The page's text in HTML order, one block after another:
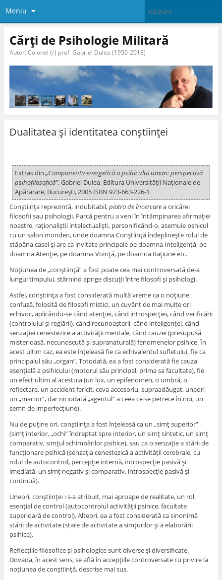
Meniu
Cărți de Psihologie Militară
Autor: Colonel (r) prof. Gabriel Dulea (1950-2018)
Dualitatea şi identitatea conştiinţei
Extras din „Componenta energetică a psihicului uman: perspectivă
psihofilosofică”, Gabriel Dulea, Editura Universităţii Naţionale de
Apărarare, Bucureşti, 2005 ISBN 973-663-226-1
Conştiinţa reprezintă, indubitabil,piatra de încercarea oricărei
filosofii sau psihologii. Parcă pentru a veni în întâmpinarea afirmaţiei
noastre, raţionaliştii intelectualişti, personificând-o, asemuie pshicul
cu un salon monden, unde doamna Conştiinţă îndeplineşte rolul de
stăpâna casei şi are ca invitate principale pe doamna Inteligenţă, pe
doamna Atenţie, pe doamna Voinţă, pe doamna Raţiune etc.
Noţiunea de „conştiinţă” a fost poate cea mai controversată de-a
lungul timpului, stârnind aprige discuţii între filosofi şi psihologi.
Astfel, conştiinţa a fost considerată multă vreme ca o noţiune
confuză, folosită de filosofi mistici, un cuvânt de mai multe ori
echivoc, aplicându-se când atenţiei, când introspecţiei, când verificării
(controlului şi reglării), când recunoaşterii, când inteligenţei, când
senzaţiei cenestezice a activităţii mentale, când cauzei (presupusă
misterioasă, necunoscută şi supranaturală) fenomenelor psihice. În
acest ultim caz, ea este înţeleasă fie ca echivalentul sufletului, fie ca
principalul său „organ”. Totodată, ea a fost considerată fie cauza
esenţială a psihicului (motorul său principal, prima sa facultate), fie
un efect ultim al acestuia (un lux, un epifenomen, o umbră, o
reflectare, un accident fericit, ceva accesoriu, supraadăugat, uneori
un „martor”, dar niciodată „agentul” a ceea ce se petrece în noi, un
semn de imperfecţiune).
Nu de puţine ori, conştiinţa a fost înţeleasă ca un „simţ superior”
(simţ interior, „ochi” îndreptat spre interior, un simţ sintetic, un simţ
comparativ, simţul schimbărilor psihice), sau ca o senzaţie a stării de
funcţionare psihică (senzaţia cenestezică a activităţii cerebrale, cu
rolul de autocontrol, percepţie internă, introspecţie pasivă şi
imediată, un simţ negativ şi comparativ, introspecţie pasivă şi
continuă).
Uneori, conştiinţei i s-a atribuit, mai aproape de realitate, un rol
esenţial de control (autocontrolul activităţii psihice, facultate
superioară de control). Alteori, ea a fost considerată ca sinonimă
stării de activitate (stare de activitate a simţurilor şi a elaborării
psihice).
Reflecţiile filosofice şi psihologice sunt diverse şi diversificate.
Dovada, în acest sens, se află în accepţiile controversate cu privire la
noţiunea de conştiinţă, descrise mai sus.